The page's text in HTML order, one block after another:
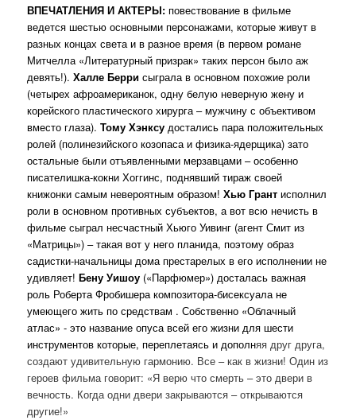
ВПЕЧАТЛЕНИЯ И АКТЕРЫ: повествование в фильме
ведется шестью основными персонажами, которые живут в
разных концах света и в разное время (в первом романе
Митчелла «Литературный призрак» таких персон было аж
девять!). Халле Берри сыграла в основном похожие роли
(четырех афроамериканок, одну белую неверную жену и
корейского пластического хирурга – мужчину с объективом
вместо глаза).Тому Хэнксу достались пара положительных
ролей (полинезийского козопаса и физика-ядерщика) зато
остальные были отъявленными мерзавцами – особенно
писателишка-кокни Хоггинс, поднявший тираж своей
книжонки самым невероятным образом!Хью Грант исполнил
роли в основном противных субъектов, а вот всю нечисть в
фильме сыграл несчастный Хьюго Уивинг (агент Смит из
«Матрицы») – такая вот у него планида, поэтому образ
садистки-начальницы дома престарелых в его исполнении не
удивляет! Бену Уишоу («Парфюмер») досталась важная
роль Роберта Фробишера композитора-бисексуала не
умеющего жить по средствам . Собственно «Облачный
атлас» - это название опуса всей его жизни для шести
инструментов которые, переплетаясь и дополняя друг друга,
создают удивительную гармонию. Все – как в жизни! Один из
героев фильма говорит: «Я верю что смерть – это двери в
вечность. Когда одни двери закрываются – открываются
другие!»